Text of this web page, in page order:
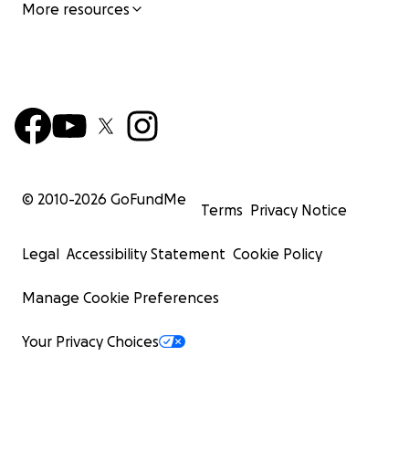
More resources
© 2010-2026 GoFundMe
Terms Privacy Notice
Legal Accessibility Statement Cookie Policy
Manage Cookie Preferences
Your Privacy Choices